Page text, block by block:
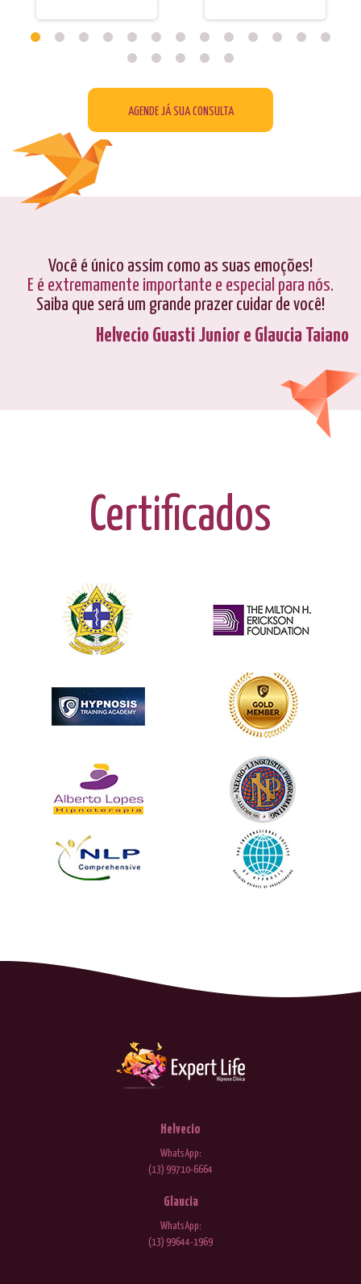
AGENDE JÁ SUA CONSULTA
Você é único assim como as suas emoções!
E é extremamente importante e especial para nós.
Saiba que será um grande prazer cuidar de você!
Helvecio Guasti Junior e Glaucia Taiano
Certificados
Helvecio
WhatsApp:
(13) 99710-6664
Glaucia
WhatsApp:
(13) 99644-1969